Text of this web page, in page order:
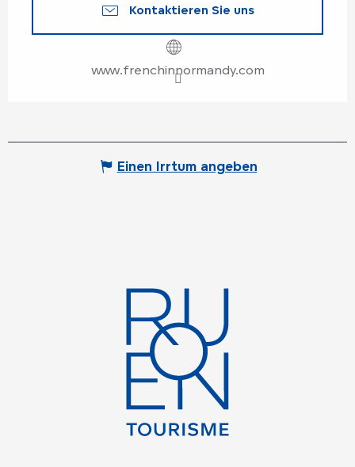
Kontaktieren Sie uns
www.frenchinnormandy.com
Einen Irrtum angeben